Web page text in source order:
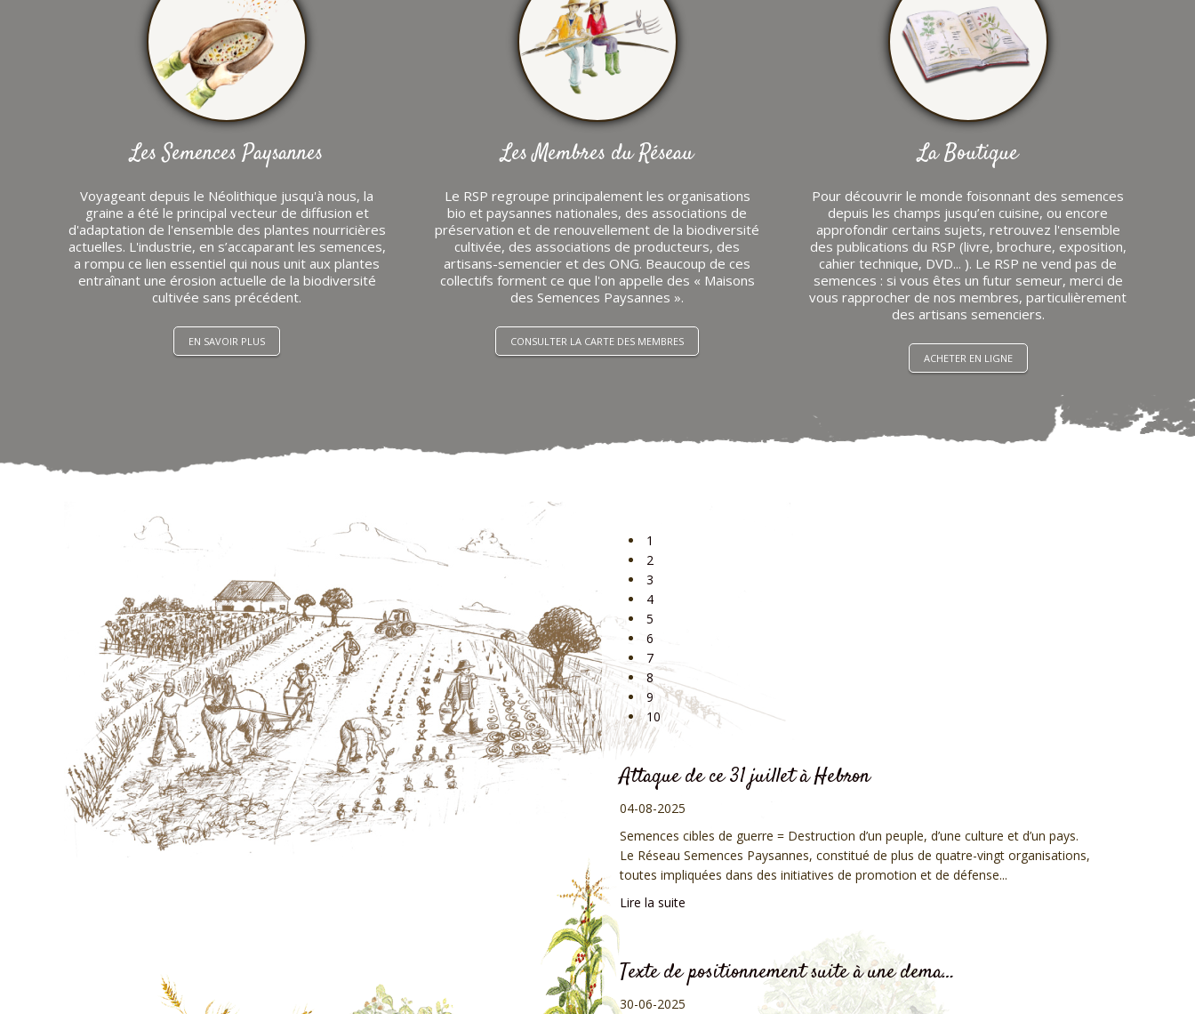
Les Semences Paysannes
Voyageant depuis le Néolithique jusqu'à nous, la
graine a été le principal vecteur de diffusion et
d'adaptation de l'ensemble des plantes nourricières
actuelles. L'industrie, en s’accaparant les semences,
a rompu ce lien essentiel qui nous unit aux plantes
entraînant une érosion actuelle de la biodiversité
cultivée sans précédent.
EN SAVOIR PLUS
Les Membres du Réseau
Le RSP regroupe principalement les organisations
bio et paysannes nationales, des associations de
préservation et de renouvellement de la biodiversité
cultivée, des associations de producteurs, des
artisans-semencier et des ONG. Beaucoup de ces
collectifs forment ce que l'on appelle des « Maisons
des Semences Paysannes ».
CONSULTER LA CARTE DES MEMBRES
La Boutique
Pour découvrir le monde foisonnant des semences
depuis les champs jusqu’en cuisine, ou encore
approfondir certains sujets, retrouvez l'ensemble
des publications du RSP (livre, brochure, exposition,
cahier technique, DVD... ). Le RSP ne vend pas de
semences : si vous êtes un futur semeur, merci de
vous rapprocher de nos membres, particulièrement
des artisans semenciers.
ACHETER EN LIGNE
1
2
3
4
5
6
7
8
9
10
Attaque de ce 31 juillet à Hebron
04-08-2025
Semences cibles de guerre = Destruction d’un peuple, d’une culture et d’un pays.
Le Réseau Semences Paysannes, constitué de plus de quatre-vingt organisations,
toutes impliquées dans des initiatives de promotion et de défense...
Lire la suite
Texte de positionnement suite à une dema…
30-06-2025